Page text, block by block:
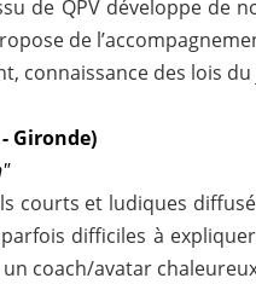
de QPV développe
de
connaissance des lois
Gironde)
courts et ludiques
difficiles à
coach/avatar